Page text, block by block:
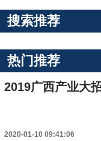
搜索推荐
热门推荐
2019广西产业大
2020-01-10 09:41:06